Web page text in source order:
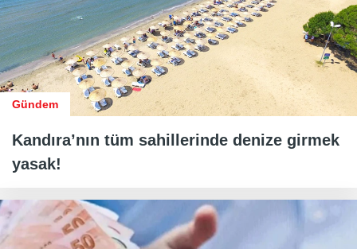
Gündem
Kandıra’nın tüm sahillerinde denize girmek
yasak!